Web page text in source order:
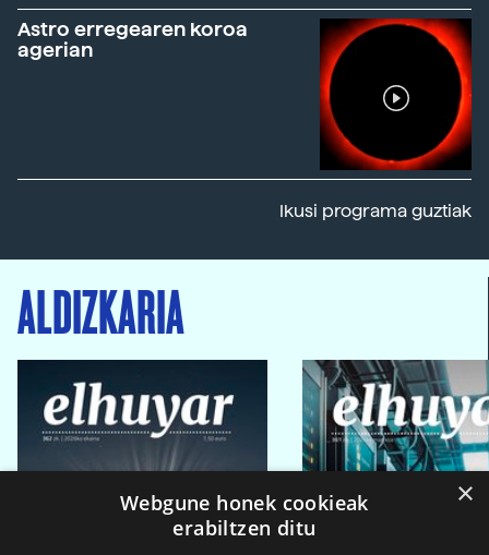
Astro erregearen koroa
agerian
Ikusi programa guztiak
ALDIZKARIA
×
Webgune honek cookieak
erabiltzen ditu